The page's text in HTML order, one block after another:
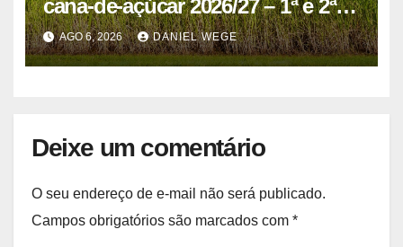
cana-de-açúcar 2026/27 – 1ª e 2ª
quinzenas de junho
AGO 6, 2026 DANIEL WEGE
Deixe um comentário
O seu endereço de e-mail não será publicado.
Campos obrigatórios são marcados com *